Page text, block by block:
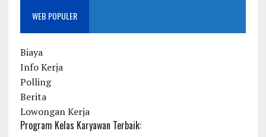
WEB POPULER
Biaya
Info Kerja
Polling
Berita
Lowongan Kerja
Program Kelas Karyawan Terbaik: